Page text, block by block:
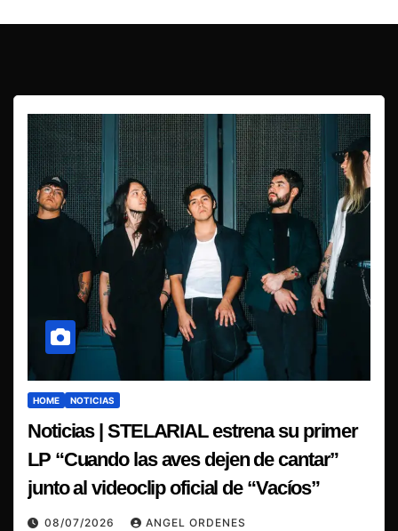
HOME NOTICIAS
Noticias | STELARIAL estrena su primer
LP “Cuando las aves dejen de cantar”
junto al videoclip oficial de “Vacíos”
08/07/2026 ANGEL ORDENES